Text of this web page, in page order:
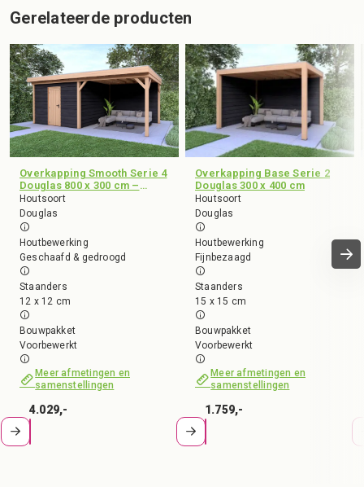
Gerelateerde producten
Overkapping Smooth Serie 4
Douglas 800 x 300 cm –
geschaafd
Houtsoort
Douglas
Houtbewerking
Geschaafd & gedroogd
Staanders
12 x 12 cm
Bouwpakket
Voorbewerkt
Meer afmetingen en
samenstellingen
4.029,-
Overkapping Base Serie 2
Douglas 300 x 400 cm
Houtsoort
Douglas
Houtbewerking
Fijnbezaagd
Staanders
15 x 15 cm
Bouwpakket
Voorbewerkt
Meer afmetingen en
samenstellingen
1.759,-